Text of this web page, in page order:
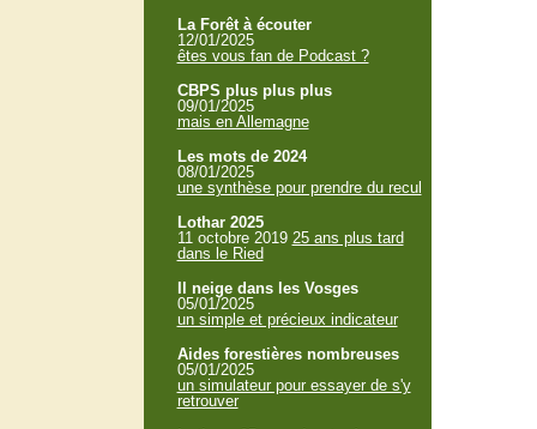
La Forêt à écouter
12/01/2025
êtes vous fan de Podcast ?
CBPS plus plus plus
09/01/2025
mais en Allemagne
Les mots de 2024
08/01/2025
une synthèse pour prendre du recul
Lothar 2025
11 octobre 2019 25 ans plus tard
dans le Ried
Il neige dans les Vosges
05/01/2025
un simple et précieux indicateur
Aides forestières nombreuses
05/01/2025
un simulateur pour essayer de s'y
retrouver